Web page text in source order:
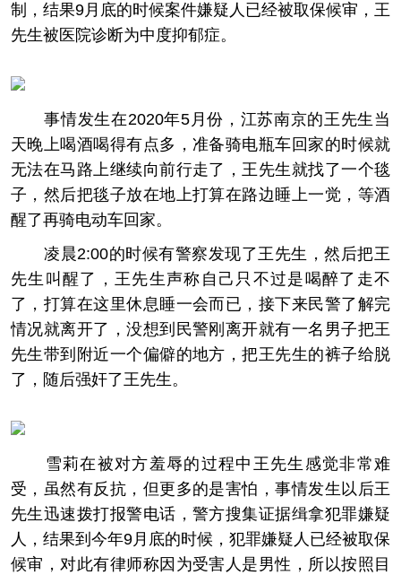
制，结果9月底的时候案件嫌疑人已经被取保候审，王
先生被医院诊断为中度抑郁症。
事情发生在2020年5月份，江苏南京的王先生当
天晚上喝酒喝得有点多，准备骑电瓶车回家的时候就
无法在马路上继续向前行走了，王先生就找了一个毯
子，然后把毯子放在地上打算在路边睡上一觉，等酒
醒了再骑电动车回家。
凌晨2:00的时候有警察发现了王先生，然后把王
先生叫醒了，王先生声称自己只不过是喝醉了走不
了，打算在这里休息睡一会而已，接下来民警了解完
情况就离开了，没想到民警刚离开就有一名男子把王
先生带到附近一个偏僻的地方，把王先生的裤子给脱
了，随后强奸了王先生。
雪莉在被对方羞辱的过程中王先生感觉非常难
受，虽然有反抗，但更多的是害怕，事情发生以后王
先生迅速拨打报警电话，警方搜集证据缉拿犯罪嫌疑
人，结果到今年9月底的时候，犯罪嫌疑人已经被取保
候审，对此有律师称因为受害人是男性，所以按照目